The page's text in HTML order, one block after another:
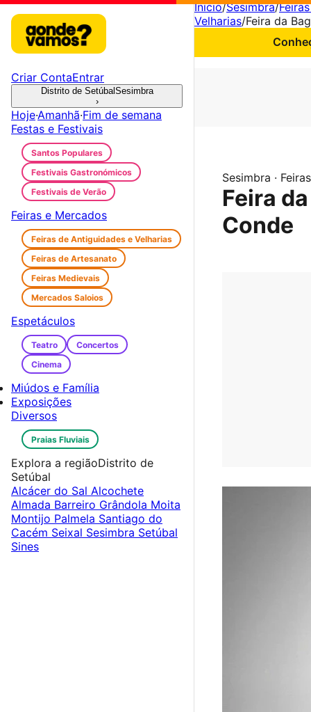
Início/Sesimbra/
Velharias/Feira da
Sesimbra ·
Feira
Conde
Criar ContaEntrar
Distrito de SetúbalSesimbra
›
Hoje·Amanhã·Fim de semana
Festas e Festivais
Santos Populares
Festivais Gastronómicos
Festivais de Verão
Feiras e Mercados
Feiras de Antiguidades e Velharias
Feiras de Artesanato
Feiras Medievais
Mercados Saloios
Espetáculos
Teatro
Concertos
Cinema
Miúdos e Família
Exposições
Diversos
Praias Fluviais
Explora a regiãoDistrito de
Setúbal
Alcácer do Sal Alcochete
Almada Barreiro Grândola Moita
Montijo Palmela Santiago do
Cacém Seixal Sesimbra Setúbal
Sines